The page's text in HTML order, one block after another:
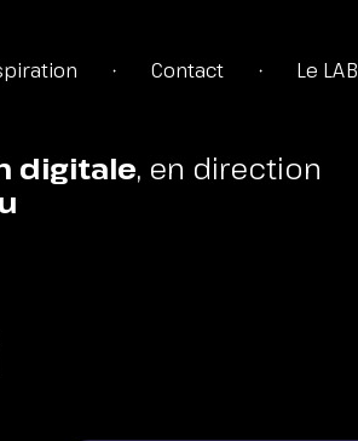
• Contact • Le LAB
digitale, en direction